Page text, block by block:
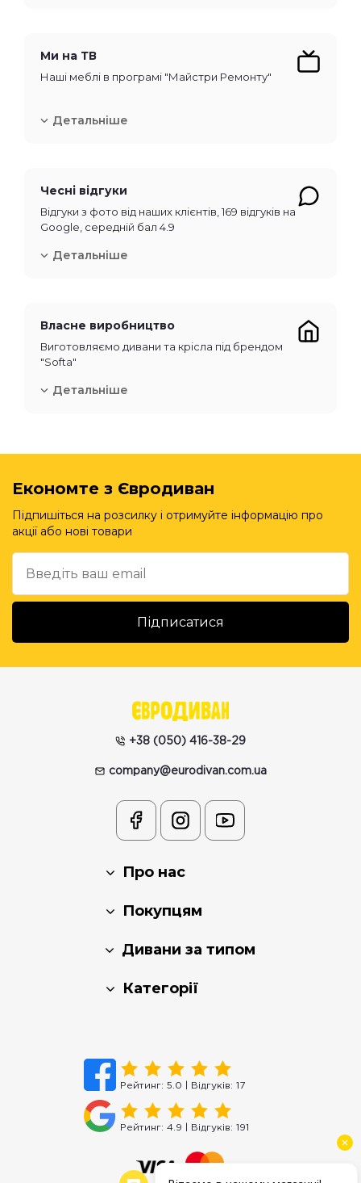
Ми на ТВ
Наші меблі в програмі "Майстри Ремонту"
Детальніше
Чесні відгуки
Відгуки з фото від наших клієнтів, 169 відгуків на
Google, середній бал 4.9
Детальніше
Власне виробництво
Виготовляємо дивани та крісла під брендом
"Softa"
Детальніше
Економте з Євродиван
Підпишіться на розсилку і отримуйте інформацію про
акції або нові товари
+38 (050) 416-38-29
company@eurodivan.com.ua
Про нас
Покупцям
Дивани за типом
Категорії
Рейтинг: 5.0 | Відгуків: 17
Рейтинг: 4.9 | Відгуків: 191